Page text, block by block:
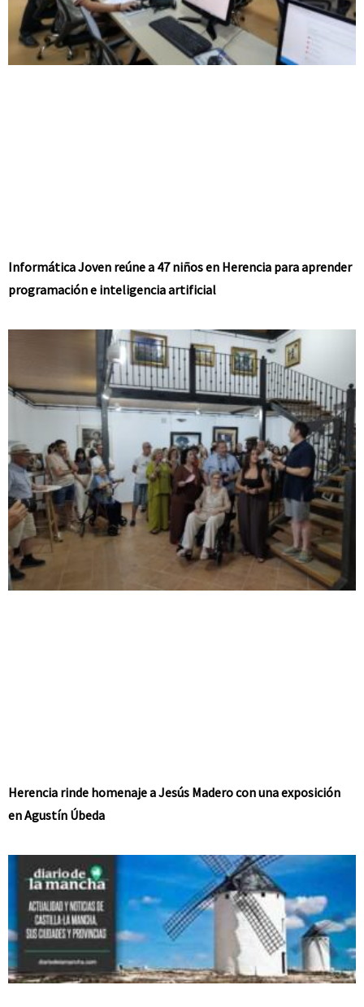
Informática Joven reúne a 47 niños en Herencia para aprender
programación e inteligencia artificial
Herencia rinde homenaje a Jesús Madero con una exposición
en Agustín Úbeda